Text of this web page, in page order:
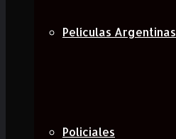
Películas Argentinas
Policiales